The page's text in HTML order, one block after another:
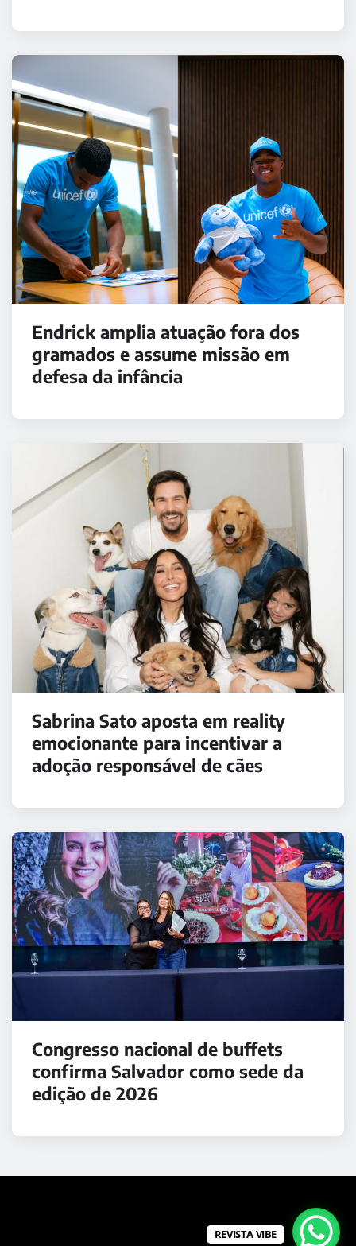
Endrick amplia atuação fora dos
gramados e assume missão em
defesa da infância
Sabrina Sato aposta em reality
emocionante para incentivar a
adoção responsável de cães
Congresso nacional de buffets
confirma Salvador como sede da
edição de 2026
REVISTA VIBE